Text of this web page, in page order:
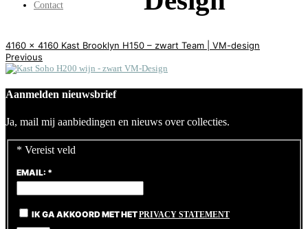
Contact
4160 x 4160 Kast Brooklyn H150 – zwart Team | VM-design
Previous
Aanmelden nieuwsbrief
Ja, mail mij aanbiedingen en nieuws over collecties.
* Vereist veld
EMAIL: *
IK GA AKKOORD MET HETPRIVACY STATEMENT